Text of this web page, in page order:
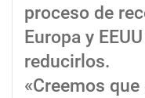
proceso de
Europa y
reducirlos.
«Creemos